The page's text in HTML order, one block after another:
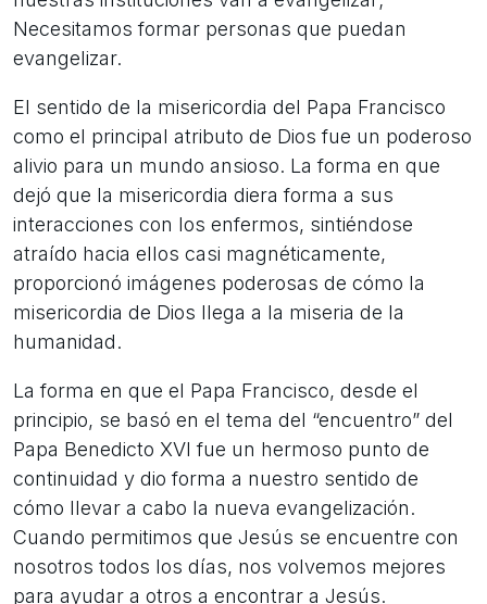
Necesitamos formar personas que puedan
evangelizar.
El sentido de la misericordia del Papa Francisco
como el principal atributo de Dios fue un poderoso
alivio para un mundo ansioso. La forma en que
dejó que la misericordia diera forma a sus
interacciones con los enfermos, sintiéndose
atraído hacia ellos casi magnéticamente,
proporcionó imágenes poderosas de cómo la
misericordia de Dios llega a la miseria de la
humanidad.
La forma en que el Papa Francisco, desde el
principio, se basó en el tema del “encuentro” del
Papa Benedicto XVI fue un hermoso punto de
continuidad y dio forma a nuestro sentido de
cómo llevar a cabo la nueva evangelización.
Cuando permitimos que Jesús se encuentre con
nosotros todos los días, nos volvemos mejores
para ayudar a otros a encontrar a Jesús.